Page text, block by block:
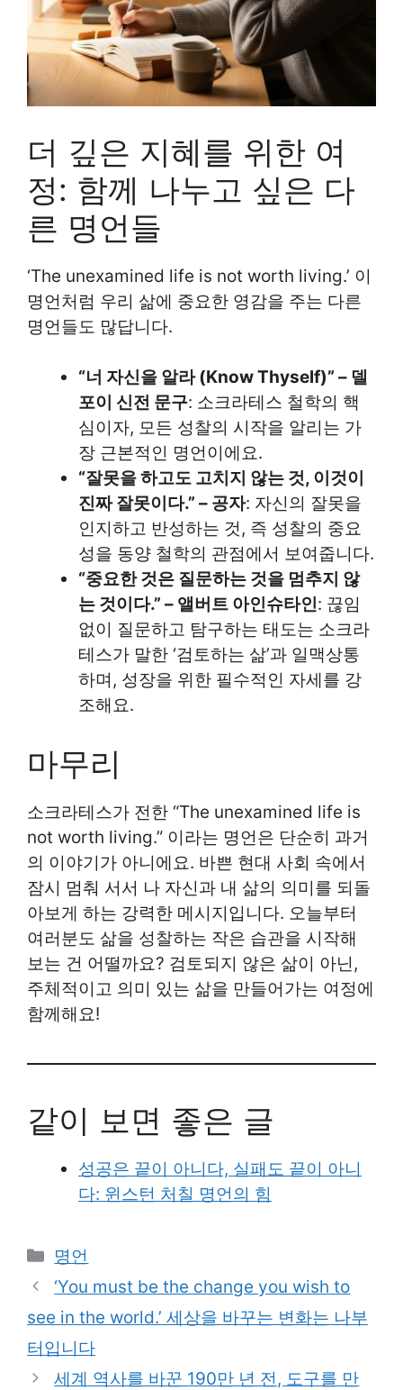
더 깊은 지혜를 위한 여
정: 함께 나누고 싶은 다
른 명언들
‘The unexamined life is not worth living.’ 이
명언처럼 우리 삶에 중요한 영감을 주는 다른
명언들도 많답니다.
“너 자신을 알라 (Know Thyself)” – 델
포이 신전 문구: 소크라테스 철학의 핵
심이자, 모든 성찰의 시작을 알리는 가
장 근본적인 명언이에요.
“잘못을 하고도 고치지 않는 것, 이것이
진짜 잘못이다.” – 공자: 자신의 잘못을
인지하고 반성하는 것, 즉 성찰의 중요
성을 동양 철학의 관점에서 보여줍니다.
“중요한 것은 질문하는 것을 멈추지 않
는 것이다.” – 앨버트 아인슈타인: 끊임
없이 질문하고 탐구하는 태도는 소크라
테스가 말한 ‘검토하는 삶’과 일맥상통
하며, 성장을 위한 필수적인 자세를 강
조해요.
마무리
소크라테스가 전한 “The unexamined life is
not worth living.” 이라는 명언은 단순히 과거
의 이야기가 아니에요. 바쁜 현대 사회 속에서
잠시 멈춰 서서 나 자신과 내 삶의 의미를 되돌
아보게 하는 강력한 메시지입니다. 오늘부터
여러분도 삶을 성찰하는 작은 습관을 시작해
보는 건 어떨까요? 검토되지 않은 삶이 아닌,
주체적이고 의미 있는 삶을 만들어가는 여정에
함께해요!
같이 보면 좋은 글
성공은 끝이 아니다, 실패도 끝이 아니
다: 윈스턴 처칠 명언의 힘
Categories
명언
‘You must be the change you wish to
see in the world.’ 세상을 바꾸는 변화는 나부
터입니다
세계 역사를 바꾼 190만 년 전, 도구를 만